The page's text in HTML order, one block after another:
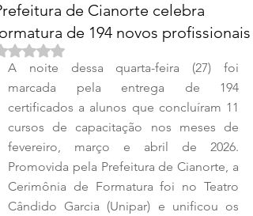
de Cianorte celebra
de 194 novos profissionais
Avaliado com NaN de 5 estrelas.
A noite dessa quarta-feira (27) foi
marcada pela entrega de 194
certificados a alunos que concluíram 11
cursos de capacitação nos meses de
fevereiro, março e abril de 2026.
Promovida pela Prefeitura de Cianorte, a
Cerimônia de Formatura foi no Teatro
Cândido Garcia (Unipar) e unificou os